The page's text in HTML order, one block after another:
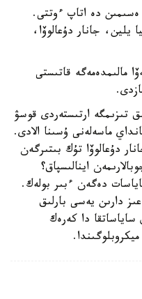
ەسىمىن دە اتاپ ءوتتى.
يلين، جانار دۇعالوۆا،
مالىمدەمەگە قاتىستى
تىزىمگە ارتىستەردى قوسۋ
ماسەلەنى ۇسىنا الادى.
دۇعالوۆا تۇك بىتىرگەن
اينالىسپاق؟
دەگەن ءبىر بولەك.
دارىن يەسى بارلىق
ساياساتقا دا كەرەك